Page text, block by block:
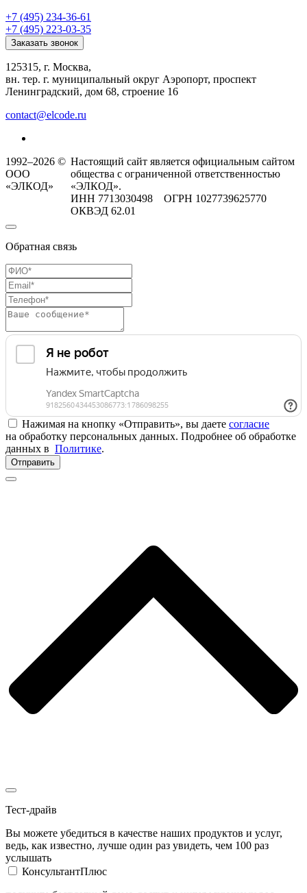
+7 (495) 234-36-61
+7 (495) 223-03-35
Заказать звонок
125315, г. Москва,
вн. тер. г. муниципальный округ Аэропорт, проспект
Ленинградский, дом 68, строение 16
contact@elcode.ru
1992–2026 ©
ООО
«ЭЛКОД»
Настоящий сайт является официальным сайтом
общества с ограниченной ответственностью
«ЭЛКОД».
ИНН 7713030498 ОГРН 1027739625770
ОКВЭД 62.01
Обратная связь
Нажимая на кнопку «Отправить», вы даете согласие
на обработку персональных данных. Подробнее об обработке
данных в Политике.
Отправить
Тест-драйв
Вы можете убедиться в качестве наших продуктов и услуг,
ведь, как известно, лучше один раз увидеть, чем 100 раз
услышать
КонсультантПлюс